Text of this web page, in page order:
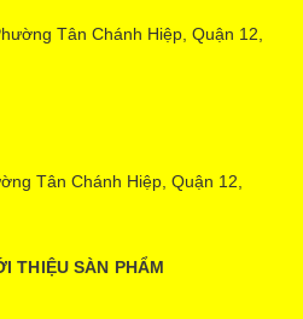
Tân Chánh Hiệp, Quận 12,
Tân Chánh Hiệp, Quận 12,
THIỆU SÀN PHẨM